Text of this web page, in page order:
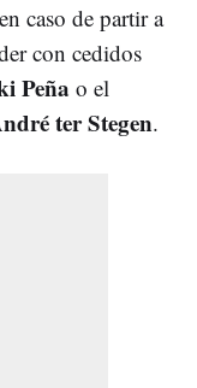
caso de partir a
con cedidos
Peña o el
ter Stegen.